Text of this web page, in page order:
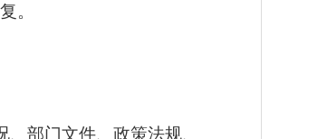
。
部门文件、政策法规、